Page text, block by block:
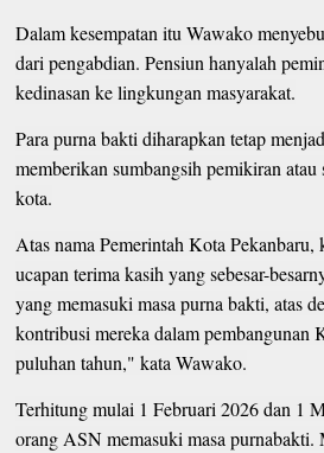
Dalam kesempatan itu Wawako
dari pengabdian. Pensiun hanyalah
kedinasan ke lingkungan masyarakat.
Para purna bakti diharapkan tetap
memberikan sumbangsih pemikiran atau
kota.
Atas nama Pemerintah Kota Pekanbaru,
ucapan terima kasih yang sebesar-
yang memasuki masa purna bakti, atas
kontribusi mereka dalam pembangunan
puluhan tahun," kata Wawako.
Terhitung mulai 1 Februari 2026 dan 1
orang ASN memasuki masa purnabakti.